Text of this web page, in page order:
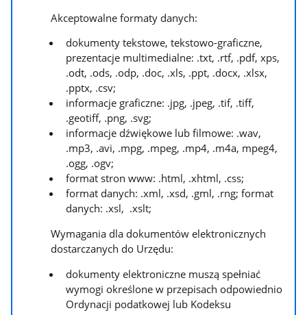
Akceptowalne formaty danych:
dokumenty tekstowe, tekstowo-graficzne,
prezentacje multimedialne: .txt, .rtf, .pdf, xps,
.odt, .ods, .odp, .doc, .xls, .ppt, .docx, .xlsx,
.pptx, .csv;
informacje graficzne: .jpg, .jpeg, .tif, .tiff,
.geotiff, .png, .svg;
informacje dźwiękowe lub filmowe: .wav,
.mp3, .avi, .mpg, .mpeg, .mp4, .m4a, mpeg4,
.ogg, .ogv;
format stron www: .html, .xhtml, .css;
format danych: .xml, .xsd, .gml, .rng; format
danych: .xsl, .xslt;
Wymagania dla dokumentów elektronicznych
dostarczanych do Urzędu:
dokumenty elektroniczne muszą spełniać
wymogi określone w przepisach odpowiednio
Ordynacji podatkowej lub Kodeksu